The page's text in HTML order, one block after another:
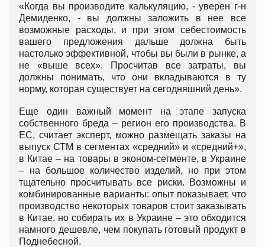
«Когда вы производите калькуляцию, - уверен г-н
Демиденко, - вы должны заложить в нее все
возможные расходы, и при этом себестоимость
вашего предложения дальше должна быть
настолько эффективной, чтобы вы были в рынке, а
не «выше всех». Просчитав все затраты, вы
должны понимать, что они вкладываются в ту
норму, которая существует на сегодняшний день».
Еще один важный момент на этапе запуска
собственного бреда – регион его производства. В
ЕС, считает эксперт, можно размещать заказы на
выпуск СТМ в сегментах «средний» и «средний+»,
в Китае – на товары в эконом-сегменте, в Украине
– на большое количество изделий, но при этом
тщательно просчитывать все риски. Возможны и
комбинированные варианты: опыт показывает, что
производство некоторых товаров стоит заказывать
в Китае, но собирать их в Украине – это обходится
намного дешевле, чем покупать готовый продукт в
Поднебесной.